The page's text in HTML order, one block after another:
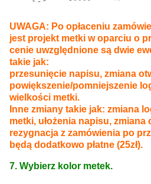
UWAGA: Po opłaceniu
jest projekt metki w oparciu o
cenie uwzględnione są dwie
takie jak:
przesunięcie napisu, zmiana
powiększenie/pomniejszenie
wielkości metki.
Inne zmiany takie jak: zmiana
metki, ułożenia napisu, zmiana
rezygnacja z zamówienia po
będą dodatkowo płatne (25zł).
7. Wybierz kolor metek.